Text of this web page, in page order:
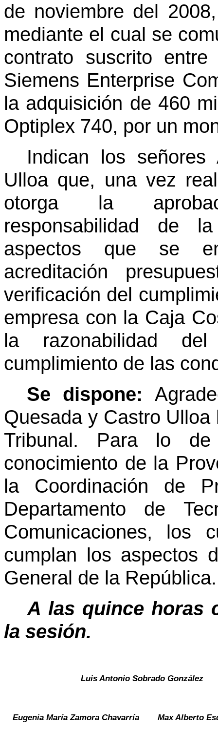
de noviembre del
mediante el cual se
contrato suscrito
Siemens Enterprise
la adquisición de 460
Optiplex 740, por un
Indican los señores
Ulloa que, una vez
otorga la
responsabilidad de
aspectos que se
acreditación
verificación del
empresa con la Caja
la razonabilidad
cumplimiento de las
Se dispone:
Quesada y Castro
Tribunal. Para lo
conocimiento de la
la Coordinación de
Departamento de
Comunicaciones, los
cumplan los aspectos
General de la
A las quince horas
la sesión.
Luis Antonio Sobrado González
Eugenia María Zamora Chavarría Max Alberto